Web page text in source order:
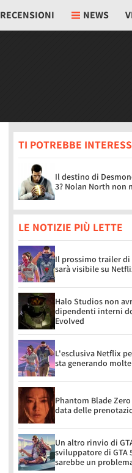
RECENSIONI NEWS
TI POTREBBE
Il destino di
3? Nolan North non
LE NOTIZIE PIÙ LETTE
Il prossimo trailer di
sarà visibile su
Halo Studios non
dipendenti interni
Evolved
L'esclusiva Netflix
sta generando
Phantom Blade
data delle
Un altro rinvio di
sviluppatore di GTA
sarebbe un